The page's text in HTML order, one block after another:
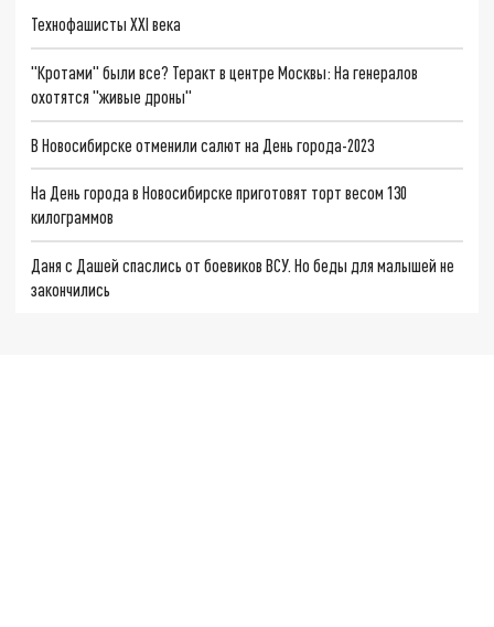
Технофашисты XXI века
"Кротами" были все? Теракт в центре Москвы: На генералов
охотятся "живые дроны"
В Новосибирске отменили салют на День города-2023
На День города в Новосибирске приготовят торт весом 130
килограммов
Даня с Дашей спаслись от боевиков ВСУ. Но беды для малышей не
закончились